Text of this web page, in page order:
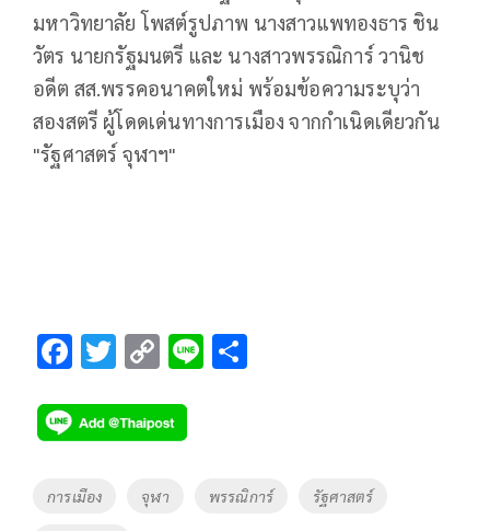
มหาวิทยาลัย โพสต์รูปภาพ นางสาวแพทองธาร ชิน
วัตร นายกรัฐมนตรี และ นางสาวพรรณิการ์ วานิช
อดีต สส.พรรคอนาคตใหม่ พร้อมข้อความระบุว่า
สองสตรี ผู้โดดเด่นทางการเมือง จากกำเนิดเดียวกัน
"รัฐศาสตร์ จุฬาฯ"
F
e
b
o
T
tt
er
C
p
y
Li
Li
Tags
การเมือง จุฬา พรรณิการ์ รัฐศาสตร์